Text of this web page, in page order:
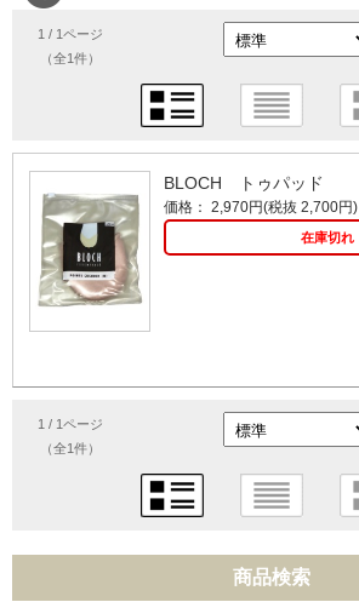
1 / 1ページ
（全1件）
BLOCH トゥパッド
価格： 2,970円(税抜 2,700円)
在庫切れ
1 / 1ページ
（全1件）
商品検索